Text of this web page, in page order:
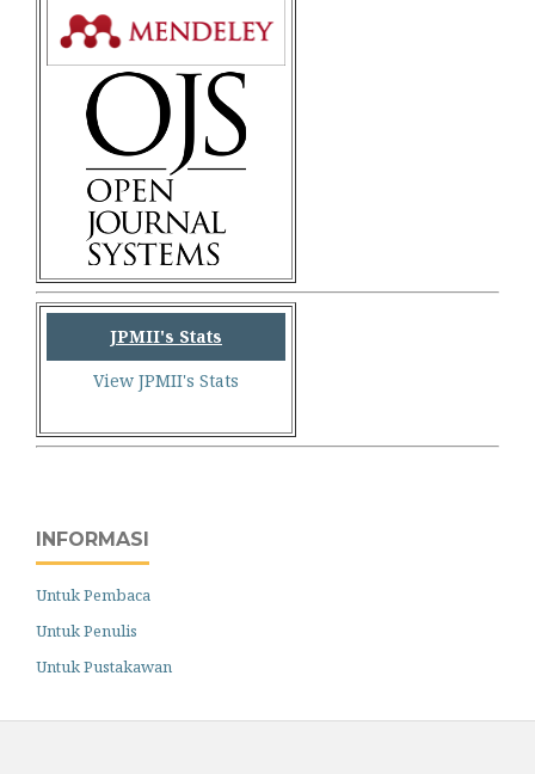
JPMII's Stats
View JPMII's Stats
INFORMASI
Untuk Pembaca
Untuk Penulis
Untuk Pustakawan